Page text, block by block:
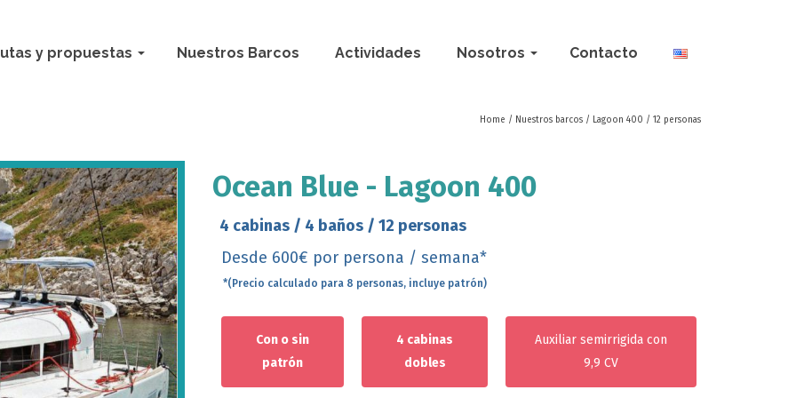
y propuestas Nuestros Barcos Actividades Nosotros Contacto
Home / Nuestros barcos / Lagoon 400 / 12 personas
Ocean Blue - Lagoon 400
4 cabinas / 4 baños / 12 personas
Desde 600€ por persona / semana*
*(Precio calculado para 8 personas, incluye patrón)
Con o sin
patrón
4 cabinas
dobles
Auxiliar semirrigida con
9,9 CV